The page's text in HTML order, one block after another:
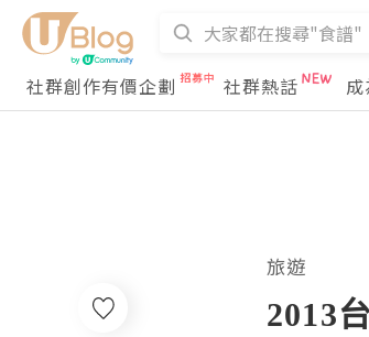
社群創作有價企劃
社群熱話
旅遊
2013